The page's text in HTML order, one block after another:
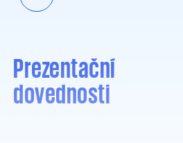
Prezentační
dovednosti